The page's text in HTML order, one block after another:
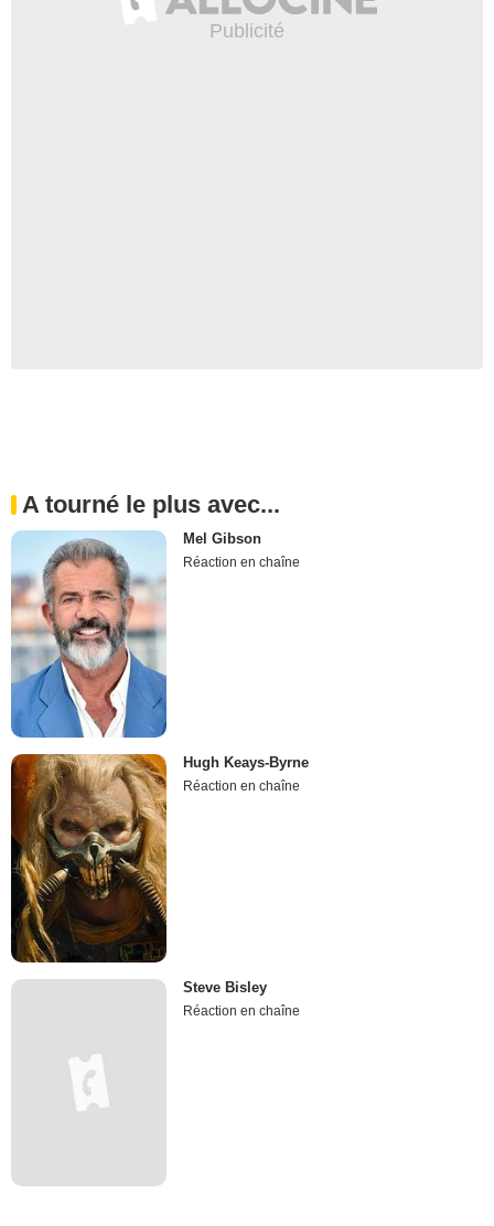
A tourné le plus avec...
Mel Gibson
Réaction en chaîne
Hugh Keays-Byrne
Réaction en chaîne
Steve Bisley
Réaction en chaîne